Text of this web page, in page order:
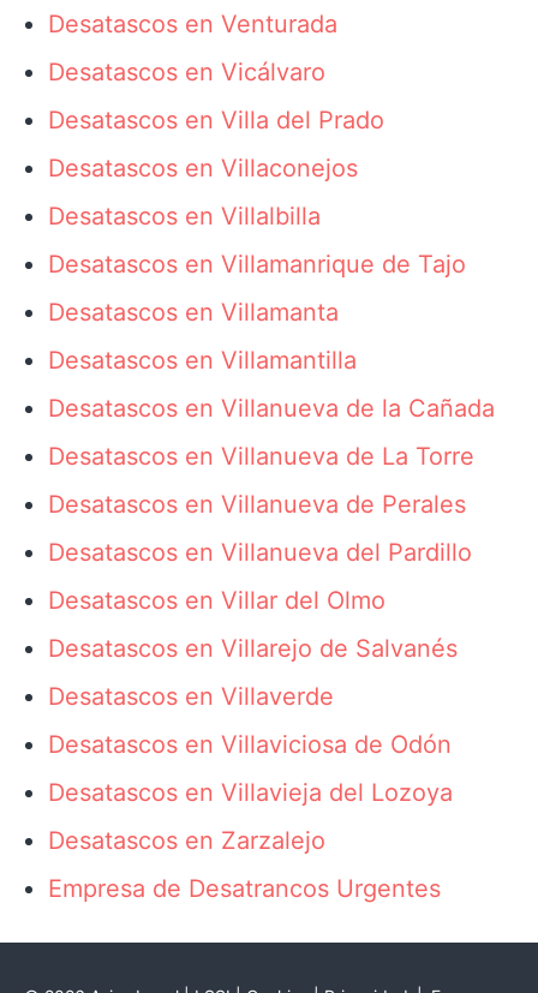
Desatascos en Venturada
Desatascos en Vicálvaro
Desatascos en Villa del Prado
Desatascos en Villaconejos
Desatascos en Villalbilla
Desatascos en Villamanrique de Tajo
Desatascos en Villamanta
Desatascos en Villamantilla
Desatascos en Villanueva de la Cañada
Desatascos en Villanueva de La Torre
Desatascos en Villanueva de Perales
Desatascos en Villanueva del Pardillo
Desatascos en Villar del Olmo
Desatascos en Villarejo de Salvanés
Desatascos en Villaverde
Desatascos en Villaviciosa de Odón
Desatascos en Villavieja del Lozoya
Desatascos en Zarzalejo
Empresa de Desatrancos Urgentes